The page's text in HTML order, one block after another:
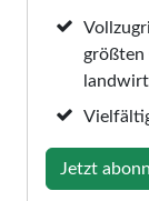
Jetzt